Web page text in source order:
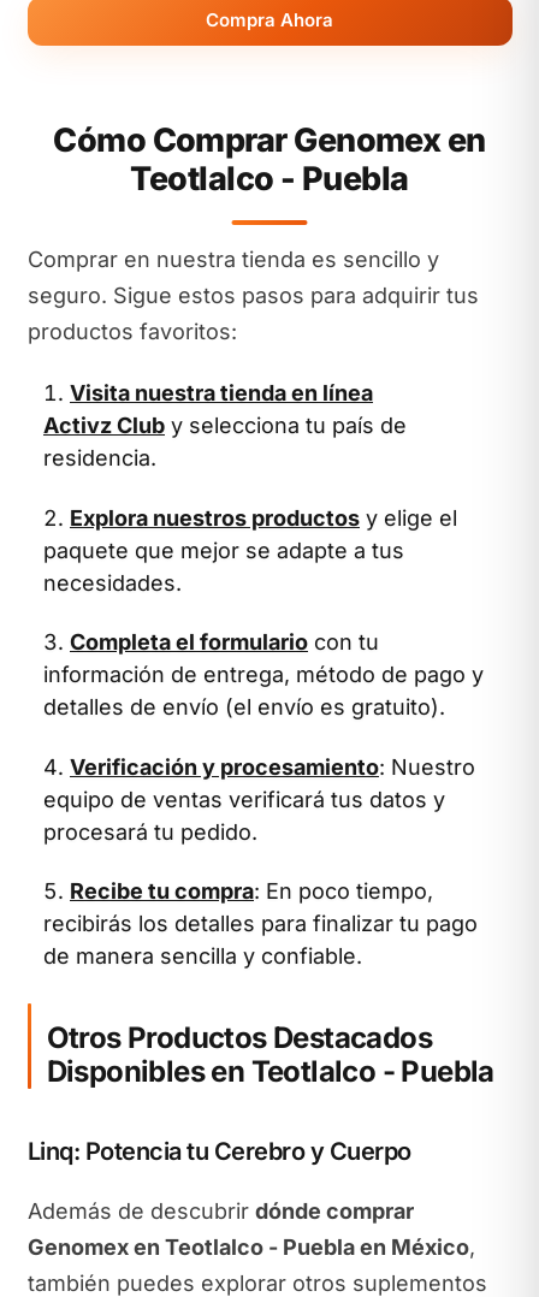
Compra Ahora
Cómo Comprar Genomex en
Teotlalco - Puebla
Comprar en nuestra tienda es sencillo y
seguro. Sigue estos pasos para adquirir tus
productos favoritos:
Visita nuestra tienda en línea
Activz Club y selecciona tu país de
residencia.
Explora nuestros productos y elige el
paquete que mejor se adapte a tus
necesidades.
Completa el formulario con tu
información de entrega, método de pago y
detalles de envío (el envío es gratuito).
Verificación y procesamiento: Nuestro
equipo de ventas verificará tus datos y
procesará tu pedido.
Recibe tu compra: En poco tiempo,
recibirás los detalles para finalizar tu pago
de manera sencilla y confiable.
Otros Productos Destacados
Disponibles en Teotlalco - Puebla
Linq: Potencia tu Cerebro y Cuerpo
Además de descubrir dónde comprar
Genomex en Teotlalco - Puebla en México,
también puedes explorar otros suplementos